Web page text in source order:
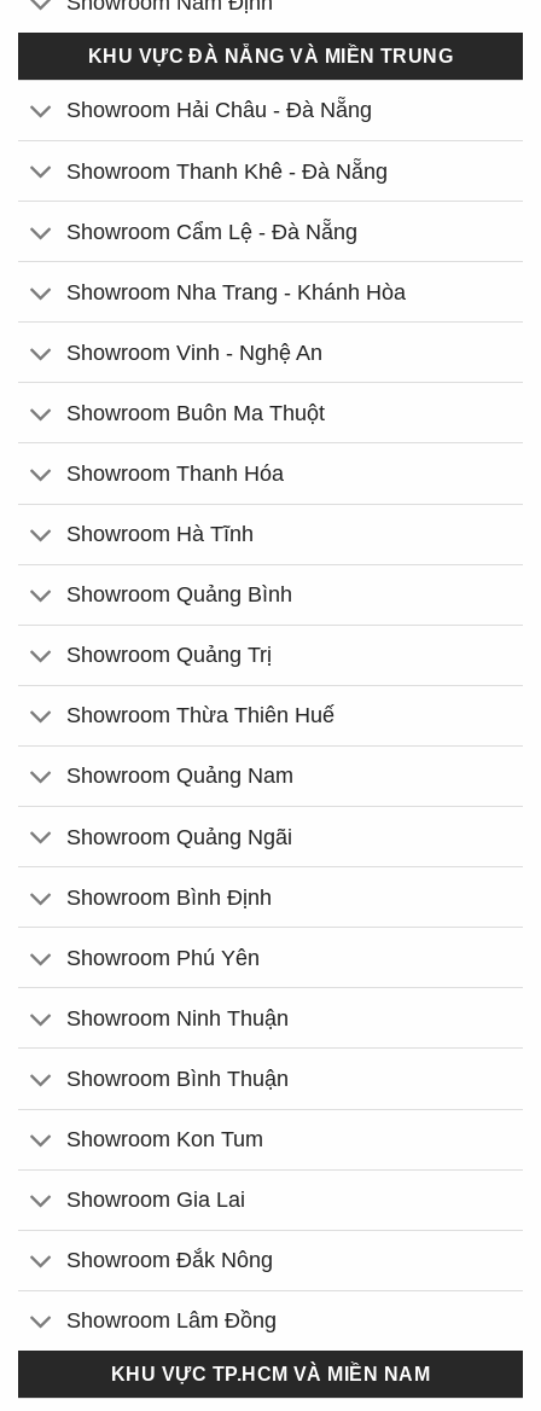
KHU VỰC ĐÀ NẴNG VÀ MIỀN TRUNG
Showroom Hải Châu - Đà Nẵng
Showroom Thanh Khê - Đà Nẵng
Showroom Cẩm Lệ - Đà Nẵng
Showroom Nha Trang - Khánh Hòa
Showroom Vinh - Nghệ An
Showroom Buôn Ma Thuột
Showroom Thanh Hóa
Showroom Hà Tĩnh
Showroom Quảng Bình
Showroom Quảng Trị
Showroom Thừa Thiên Huế
Showroom Quảng Nam
Showroom Quảng Ngãi
Showroom Bình Định
Showroom Phú Yên
Showroom Ninh Thuận
Showroom Bình Thuận
Showroom Kon Tum
Showroom Gia Lai
Showroom Đắk Nông
Showroom Lâm Đồng
KHU VỰC TP.HCM VÀ MIỀN NAM